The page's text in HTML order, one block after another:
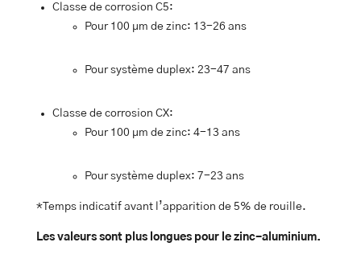
Classe de corrosion C5:
Pour 100 µm de zinc: 13-26 ans
Pour système duplex: 23-47 ans
Classe de corrosion CX:
Pour 100 µm de zinc: 4-13 ans
Pour système duplex: 7-23 ans
*Temps indicatif avant l’apparition de 5% de rouille.
Les valeurs sont plus longues pour le zinc-aluminium.